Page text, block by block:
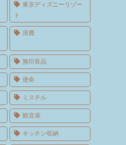
東京ディズニーリゾー
ト
浪費
無印良品
使命
ミスチル
観音扉
キッチン収納